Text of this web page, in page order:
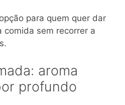
para quem quer dar
comida sem recorrer a
aroma
profundo